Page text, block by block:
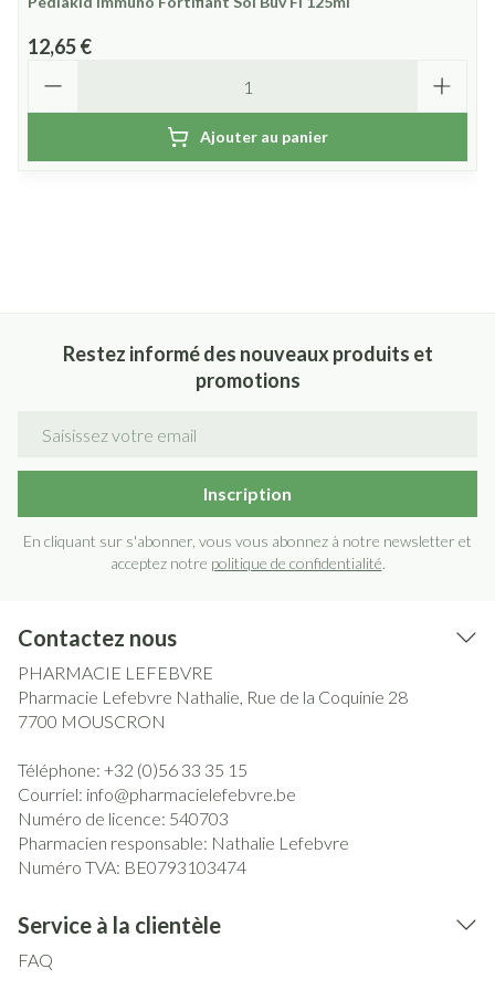
12,65 €
Ajouter au panier
Restez informé des nouveaux produits et
promotions
Inscription
En cliquant sur s'abonner, vous vous abonnez à notre newsletter et
acceptez notre politique de confidentialité.
Contactez nous
PHARMACIE LEFEBVRE
Pharmacie Lefebvre Nathalie, Rue de la Coquinie 28
7700 MOUSCRON
Téléphone: +32 (0)56 33 35 15
Courriel: info@pharmacielefebvre.be
Numéro de licence: 540703
Pharmacien responsable: Nathalie Lefebvre
Numéro TVA: BE0793103474
Service à la clientèle
FAQ